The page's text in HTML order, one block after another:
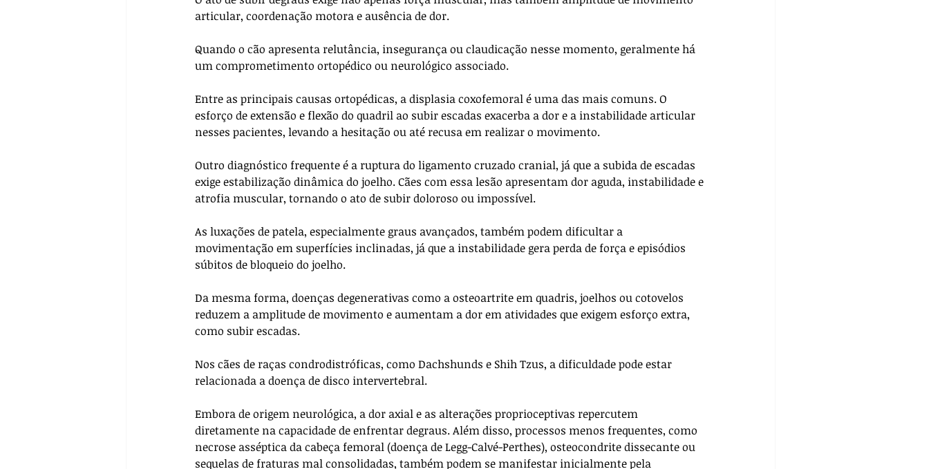
articular, coordenação motora e ausência de dor.
Quando o cão apresenta relutância, insegurança ou claudicação nesse momento, geralmente há
um comprometimento ortopédico ou neurológico associado.
Entre as principais causas ortopédicas, a displasia coxofemoral é uma das mais comuns. O
esforço de extensão e flexão do quadril ao subir escadas exacerba a dor e a instabilidade articular
nesses pacientes, levando a hesitação ou até recusa em realizar o movimento.
Outro diagnóstico frequente é a ruptura do ligamento cruzado cranial, já que a subida de escadas
exige estabilização dinâmica do joelho. Cães com essa lesão apresentam dor aguda, instabilidade e
atrofia muscular, tornando o ato de subir doloroso ou impossível.
As luxações de patela, especialmente graus avançados, também podem dificultar a
movimentação em superfícies inclinadas, já que a instabilidade gera perda de força e episódios
súbitos de bloqueio do joelho.
Da mesma forma, doenças degenerativas como a osteoartrite em quadris, joelhos ou cotovelos
reduzem a amplitude de movimento e aumentam a dor em atividades que exigem esforço extra,
como subir escadas.
Nos cães de raças condrodistróficas, como Dachshunds e Shih Tzus, a dificuldade pode estar
relacionada a doença de disco intervertebral.
Embora de origem neurológica, a dor axial e as alterações proprioceptivas repercutem
diretamente na capacidade de enfrentar degraus. Além disso, processos menos frequentes, como
necrose asséptica da cabeça femoral (doença de Legg-Calvé-Perthes), osteocondrite dissecante ou
sequelas de fraturas mal consolidadas, também podem se manifestar inicialmente pela